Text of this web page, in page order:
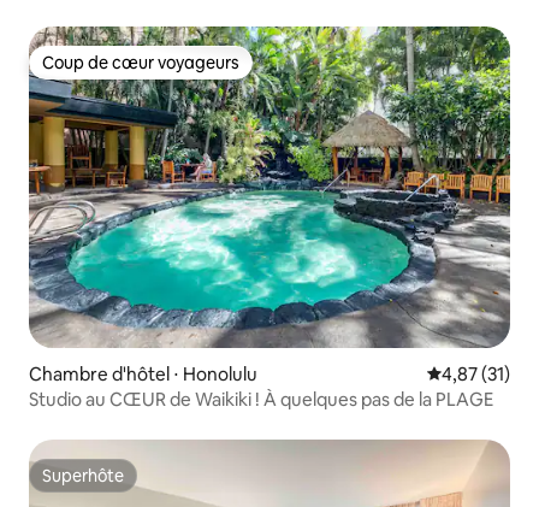
Coup de cœur voyageurs
Coup de cœur voyageurs
Chambre d'hôtel ⋅ Honolulu Évaluation
4,87 (31)
Studio au CŒUR de Waikiki ! À quelques pas de la PLAGE
Superhôte
Superhôte